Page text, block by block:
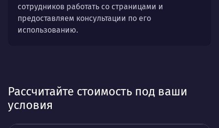
сотрудников работать со страницами и
предоставляем консультации по его
использованию.
Рассчитайте стоимость под ваши
условия